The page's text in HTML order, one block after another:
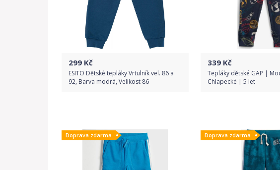
299 Kč
ESITO Dětské tepláky Vrtulník vel. 86 a
92, Barva modrá, Velikost 86
Detail produktu
339 Kč
Tepláky dětské GAP |
Chlapecké | 5 let
Detail
Doprava zdarma Doprava zdarma